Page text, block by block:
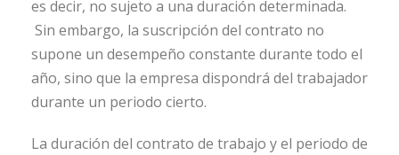
es decir, no sujeto a una duración determinada.
Sin embargo, la suscripción del contrato no
supone un desempeño constante durante todo el
año, sino que la empresa dispondrá del trabajador
durante un periodo cierto.
La duración del contrato de trabajo y el periodo de